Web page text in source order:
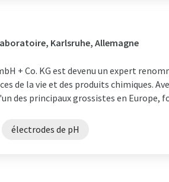
Karlsruhe, Allemagne
+ Co. KG est devenu un expert
de la vie et des produits chimiques.
des principaux grossistes en Europe,
électrodes de pH